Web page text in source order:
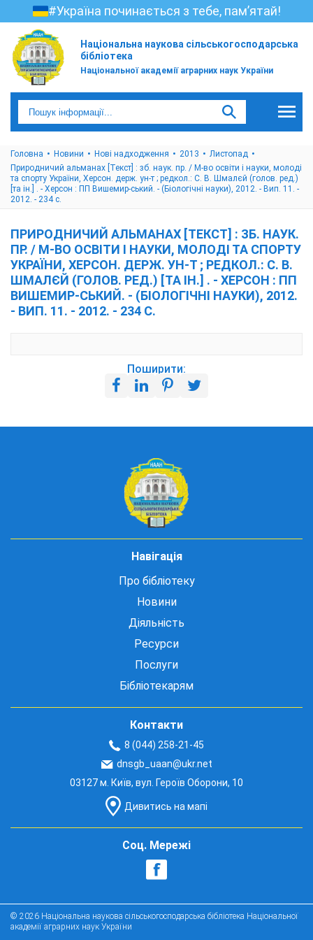
#Україна починається з тебе, пам’ятай!
Національна наукова сільськогосподарська
бібліотека
Національної академії аграрних наук України
Головна Новини Нові надходження 2013
Листопад
Природничий альманах [Текст] : зб. наук. пр. / М-во освіти і науки, молоді
та спорту України, Херсон. держ. ун-т ; редкол.: С. В. Шмалєй (голов. ред.)
[та ін.] . - Херсон : ПП Вишемир-ський. - (Біологічні науки), 2012. - Вип. 11. -
2012. - 234 с.
ПРИРОДНИЧИЙ АЛЬМАНАХ [ТЕКСТ] : ЗБ. НАУК.
ПР. / М-ВО ОСВІТИ І НАУКИ, МОЛОДІ ТА СПОРТУ
УКРАЇНИ, ХЕРСОН. ДЕРЖ. УН-Т ; РЕДКОЛ.: С. В.
ШМАЛЄЙ (ГОЛОВ. РЕД.) [ТА ІН.] . - ХЕРСОН : ПП
ВИШЕМИР-СЬКИЙ. - (БІОЛОГІЧНІ НАУКИ), 2012.
- ВИП. 11. - 2012. - 234 С.
Поширити:
Навігація
Про бібліотеку
Новини
Діяльність
Ресурси
Послуги
Бібліотекарям
Контакти
8 (044) 258-21-45
dnsgb_uaan@ukr.net
03127 м. Київ, вул. Героїв Оборони, 10
Дивитись на мапі
Соц. Мережі
© 2026 Національна наукова сільськогосподарська бібліотека Національної
академії аграрних наук України